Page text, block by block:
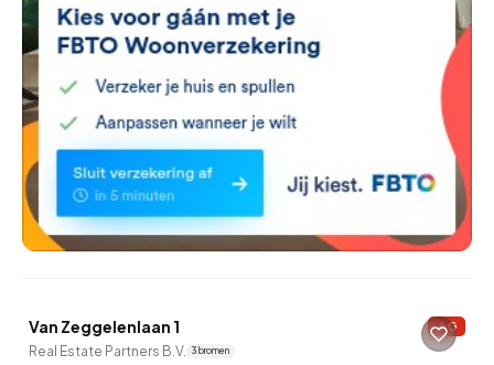
7 uur geleden ontdekt
Van Zeggelenlaan 1 G
Real Estate Partners B.V. 3 bronnen